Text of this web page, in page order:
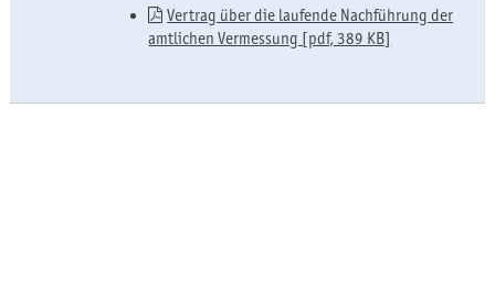
Vertrag über die laufende Nachführung der
amtlichen Vermessung [pdf, 389 KB]